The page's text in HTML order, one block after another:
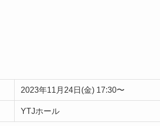
2023年11月24日(金) 17:30〜
YTJホール